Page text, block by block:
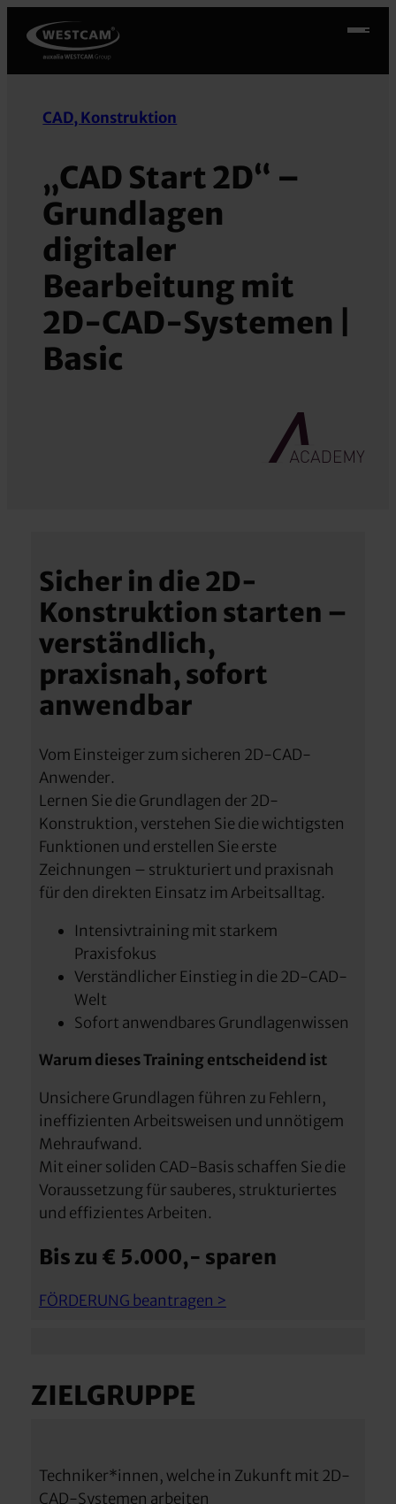
Inhalt
springen
CAD, Konstruktion
„CAD Start 2D“ –
Grundlagen
digitaler
Bearbeitung mit
2D-CAD-Systemen |
Basic
Sicher in die 2D-
Konstruktion starten –
verständlich,
praxisnah, sofort
anwendbar
Vom Einsteiger zum sicheren 2D-CAD-
Anwender.
Lernen Sie die Grundlagen der 2D-
Konstruktion, verstehen Sie die wichtigsten
Funktionen und erstellen Sie erste
Zeichnungen – strukturiert und praxisnah
für den direkten Einsatz im Arbeitsalltag.
Intensivtraining mit starkem
Praxisfokus
Verständlicher Einstieg in die 2D-CAD-
Welt
Sofort anwendbares Grundlagenwissen
Warum dieses Training entscheidend ist
Unsichere Grundlagen führen zu Fehlern,
ineffizienten Arbeitsweisen und unnötigem
Mehraufwand.
Mit einer soliden CAD-Basis schaffen Sie die
Voraussetzung für sauberes, strukturiertes
und effizientes Arbeiten.
Bis zu € 5.000,- sparen
FÖRDERUNG beantragen >
ZIELGRUPPE
Techniker*innen, welche in Zukunft mit 2D-
CAD-Systemen arbeiten